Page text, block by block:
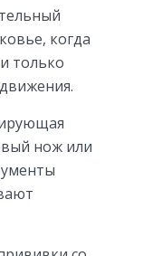
когда
только
нож или